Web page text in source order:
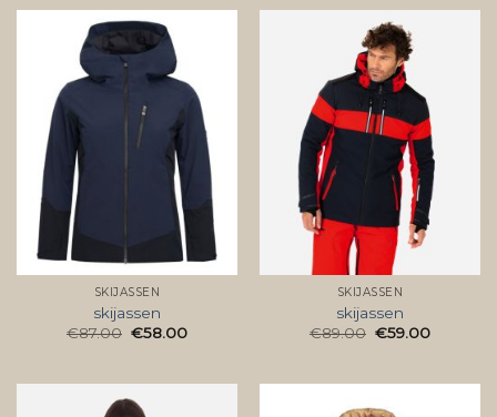
SKIJASSEN
skijassen
€87.00 €58.00
SKIJASSEN
skijassen
€89.00 €59.00